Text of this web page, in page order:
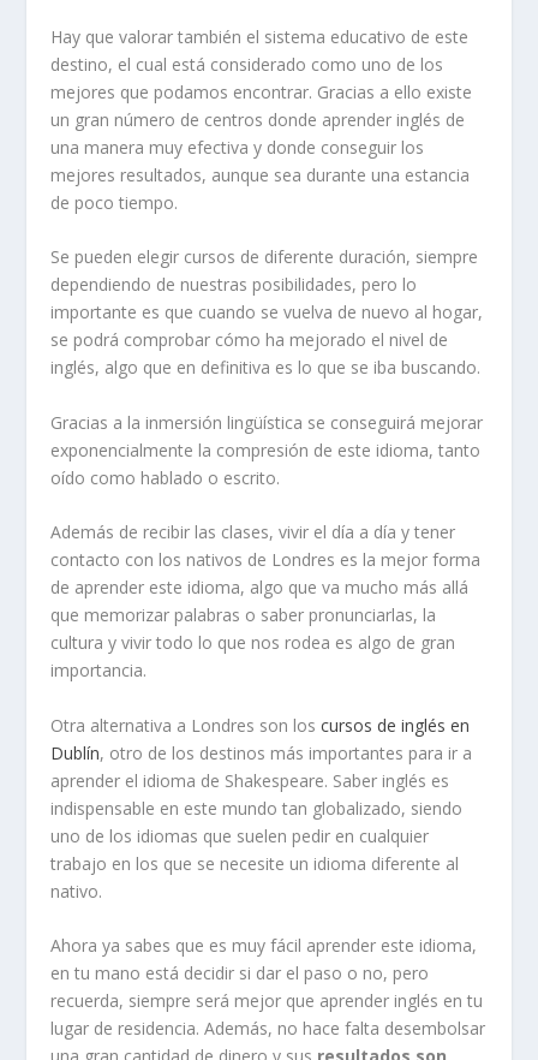
Hay que valorar también el sistema educativo de este
destino, el cual está considerado como uno de los
mejores que podamos encontrar. Gracias a ello existe
un gran número de centros donde aprender inglés de
una manera muy efectiva y donde conseguir los
mejores resultados, aunque sea durante una estancia
de poco tiempo.
Se pueden elegir cursos de diferente duración, siempre
dependiendo de nuestras posibilidades, pero lo
importante es que cuando se vuelva de nuevo al hogar,
se podrá comprobar cómo ha mejorado el nivel de
inglés, algo que en definitiva es lo que se iba buscando.
Gracias a la inmersión lingüística se conseguirá mejorar
exponencialmente la compresión de este idioma, tanto
oído como hablado o escrito.
Además de recibir las clases, vivir el día a día y tener
contacto con los nativos de Londres es la mejor forma
de aprender este idioma, algo que va mucho más allá
que memorizar palabras o saber pronunciarlas, la
cultura y vivir todo lo que nos rodea es algo de gran
importancia.
Otra alternativa a Londres son loscursos de inglés en
Dublín, otro de los destinos más importantes para ir a
aprender el idioma de Shakespeare. Saber inglés es
indispensable en este mundo tan globalizado, siendo
uno de los idiomas que suelen pedir en cualquier
trabajo en los que se necesite un idioma diferente al
nativo.
Ahora ya sabes que es muy fácil aprender este idioma,
en tu mano está decidir si dar el paso o no, pero
recuerda, siempre será mejor que aprender inglés en tu
lugar de residencia. Además, no hace falta desembolsar